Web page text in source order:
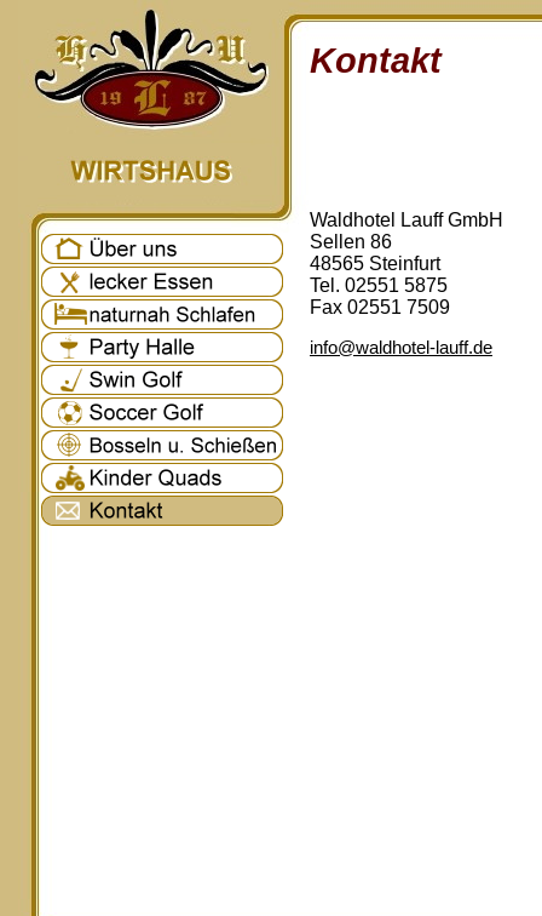
Kontakt
Waldhotel Lauff GmbH
Sellen 86
48565 Steinfurt
Tel. 02551 5875
Fax 02551 7509
info@waldhotel-lauff.de